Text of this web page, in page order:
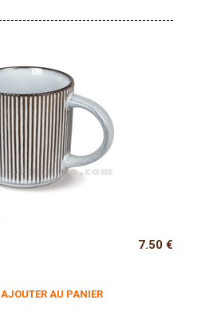
7.50 €
AJOUTER AU PANIER